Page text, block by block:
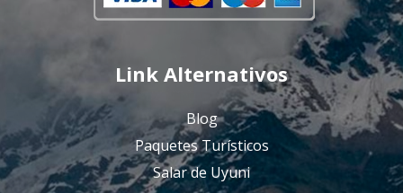
Link Alternativos
Blog
Paquetes Turísticos
Salar de Uyuni